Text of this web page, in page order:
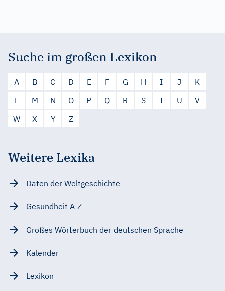
Suche im großen Lexikon
A B C D E F G H I J
K
L
M N O P Q R S T U
V
W
X Y Z
Weitere Lexika
Daten der Weltgeschichte
Gesundheit A-Z
Großes Wörterbuch der deutschen Sprache
Kalender
Lexikon